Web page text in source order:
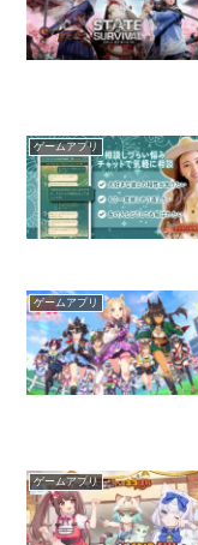
ゲームアプリ
ゲームアプリ
ゲームアプリ